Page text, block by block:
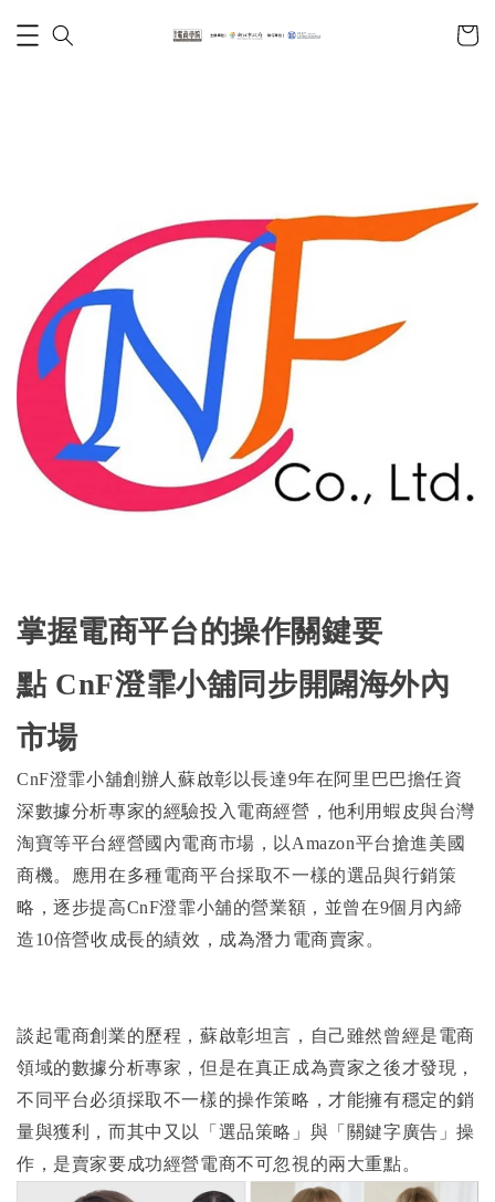
掌握電商平台的操作關鍵要
點 CnF澄霏小舖同步開闢海外內
市場
CnF澄霏小舖創辦人蘇啟彰以長達9年在阿里巴巴擔任資
深數據分析專家的經驗投入電商經營，他利用蝦皮與台灣
淘寶等平台經營國內電商市場，以Amazon平台搶進美國
商機。應用在多種電商平台採取不一樣的選品與行銷策
略，逐步提高CnF澄霏小舖的營業額，並曾在9個月內締
造10倍營收成長的績效，成為潛力電商賣家。
談起電商創業的歷程，蘇啟彰坦言，自己雖然曾經是電商
領域的數據分析專家，但是在真正成為賣家之後才發現，
不同平台必須採取不一樣的操作策略，才能擁有穩定的銷
量與獲利，而其中又以「選品策略」與「關鍵字廣告」操
作，是賣家要成功經營電商不可忽視的兩大重點。